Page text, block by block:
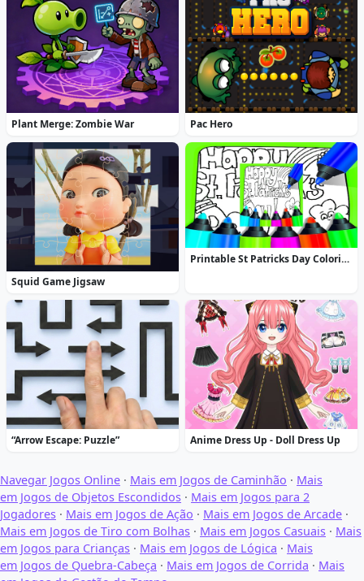
Plant Merge: Zombie War Pac Hero
Squid Game Jigsaw
Printable St Patricks Day Coloring Pages
“Arrow Escape: Puzzle” Anime Dress Up - Doll Dress Up
Navegar Jogos Online · Mais em Jogos de Caminhão · Mais
em Jogos de Objetos Escondidos · Mais em Jogos para 2
Jogadores · Mais em Jogos de Ação · Mais em Jogos de Arcade ·
Mais em Jogos de Tiro com Bolhas · Mais em Jogos Casuais · Mais
em Jogos para Crianças · Mais em Jogos de Lógica · Mais
em Jogos de Quebra-Cabeça · Mais em Jogos de Corrida · Mais